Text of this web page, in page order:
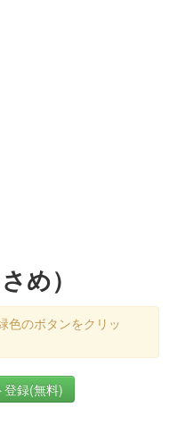
め）
色のボタンをクリッ
登録(無料)